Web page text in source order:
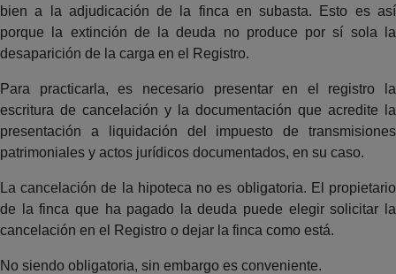
bien a la adjudicación de la finca en subasta. Esto es así
porque la extinción de la deuda no produce por sí sola la
desaparición de la carga en el Registro.
Para practicarla, es necesario presentar en el registro la
escritura de cancelación y la documentación que acredite la
presentación a liquidación del impuesto de transmisiones
patrimoniales y actos jurídicos documentados, en su caso.
La cancelación de la hipoteca no es obligatoria. El propietario
de la finca que ha pagado la deuda puede elegir solicitar la
cancelación en el Registro o dejar la finca como está.
No siendo obligatoria, sin embargo es conveniente.